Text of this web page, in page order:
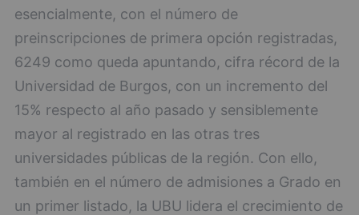
esencialmente, con el número de
preinscripciones de primera opción registradas,
6249 como queda apuntando, cifra récord de la
Universidad de Burgos, con un incremento del
15% respecto al año pasado y sensiblemente
mayor al registrado en las otras tres
universidades públicas de la región. Con ello,
también en el número de admisiones a Grado en
un primer listado, la UBU lidera el crecimiento de